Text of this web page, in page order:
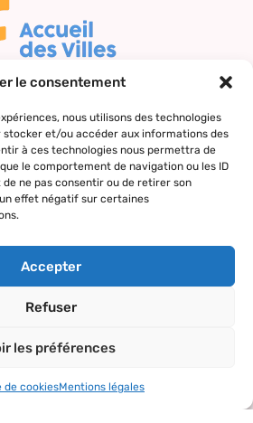
le consentement
nous utilisons des technologies
stocker et/ou accéder aux informations des
à ces technologies nous permettra de
le comportement de navigation ou les ID
ne pas consentir ou de retirer son
effet négatif sur certaines
Accepter
Refuser
les préférences
de cookiesMentions légales
des
et
Le réseau
AVF
Répertoire
des AVF
l’actualité du
réseau
Suivez-nous